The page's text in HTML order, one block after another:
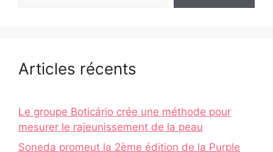
Articles récents
Le groupe Boticário crée une méthode pour
mesurer le rajeunissement de la peau
Soneda promeut la 2ème édition de la Purple